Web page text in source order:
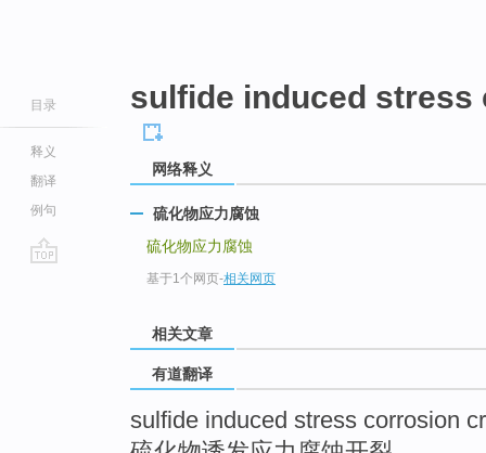
目录
释义
翻译
例句
sulfide induced
网络释义
硫化物应力腐蚀
硫化物应力腐蚀
基于1个网页-相关网页
相关文章
有道翻译
sulfide induced stress corrosion